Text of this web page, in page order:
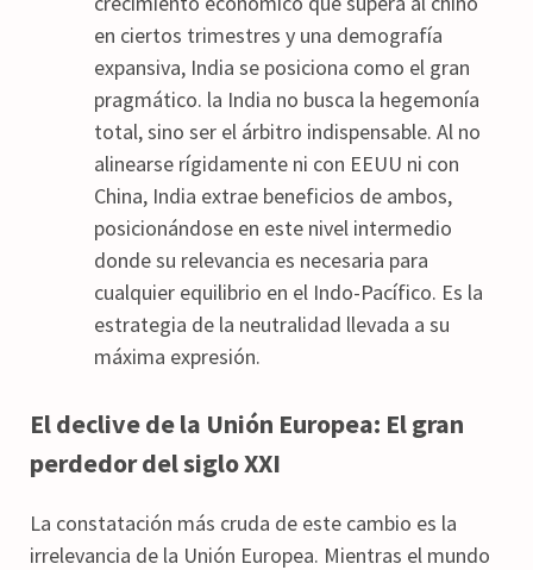
en ciertos trimestres y una demografía
expansiva, India se posiciona como el gran
pragmático. la India no busca la hegemonía
total, sino ser el árbitro indispensable. Al no
alinearse rígidamente ni con EEUU ni con
China, India extrae beneficios de ambos,
posicionándose en este nivel intermedio
donde su relevancia es necesaria para
cualquier equilibrio en el Indo-Pacífico. Es la
estrategia de la neutralidad llevada a su
máxima expresión.
El declive de la Unión Europea: El gran
perdedor del siglo XXI
La constatación más cruda de este cambio es la
irrelevancia de la Unión Europea. Mientras el mundo